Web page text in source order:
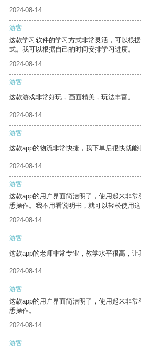
2024-08-14
游客
这款学习软件的学习方式非常灵活，可以根
式。我可以根据自己的时间安排学习进度。
2024-08-14
游客
这款游戏非常好玩，画面精美，玩法丰富。
2024-08-14
游客
这款app的物流非常快捷，我下单后很快就能
2024-08-14
游客
这款app的用户界面简洁明了，使用起来非
悉操作。我不用看说明书，就可以轻松使用这
2024-08-14
游客
这款app的老师非常专业，教学水平很高，让
2024-08-14
游客
这款app的用户界面简洁明了，使用起来非
悉操作。
2024-08-14
游客